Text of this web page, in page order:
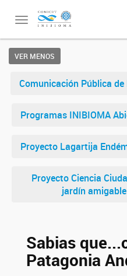
Toggle
VER MENOS
Comunicación Pública de
Programas INIBIOMA
Proyecto Lagartija
Proyecto Ciencia
jardín
Sabias
Patagonia